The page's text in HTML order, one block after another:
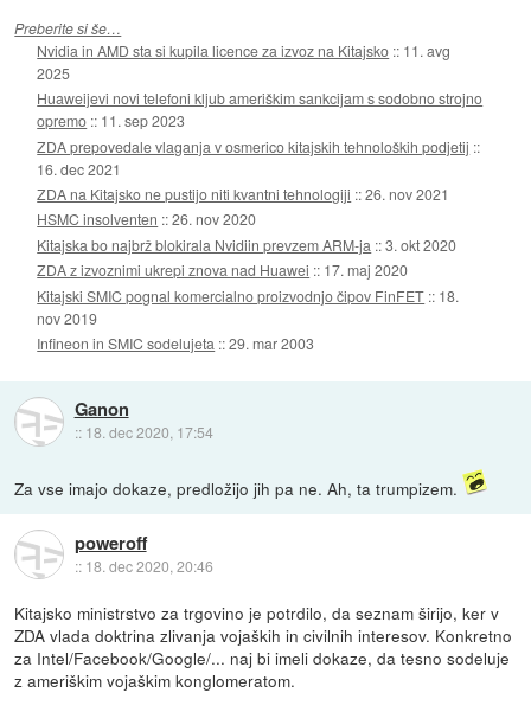
Preberite si še…
Nvidia in AMD sta si kupila licence za izvoz na Kitajsko :: 11. avg
2025
Huaweijevi novi telefoni kljub ameriškim sankcijam s sodobno strojno
opremo :: 11. sep 2023
ZDA prepovedale vlaganja v osmerico kitajskih tehnoloških podjetij ::
16. dec 2021
ZDA na Kitajsko ne pustijo niti kvantni tehnologiji ::26. nov 2021
HSMC insolventen ::26. nov 2020
Kitajska bo najbrž blokirala Nvidiin prevzem ARM-ja ::3. okt 2020
ZDA z izvoznimi ukrepi znova nad Huawei :: 17. maj 2020
Kitajski SMIC pognal komercialno proizvodnjo čipov FinFET :: 18.
nov 2019
Infineon in SMIC sodelujeta ::29. mar 2003
Ganon
:: 18. dec 2020, 17:54
Za vse imajo dokaze, predložijo jih pa ne. Ah, ta trumpizem.
poweroff
:: 18. dec 2020, 20:46
Kitajsko ministrstvo za trgovino je potrdilo, da seznam širijo, ker v
ZDA vlada doktrina zlivanja vojaških in civilnih interesov. Konkretno
za Intel/Facebook/Google/... naj bi imeli dokaze, da tesno sodeluje
z ameriškim vojaškim konglomeratom.